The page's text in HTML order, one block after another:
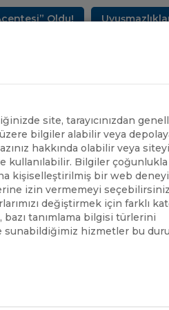
Oldu! Uyuşmazlıkların
UND YAYINLARI
YUNANİSTAN ARASINDAKİ
site, tarayıcınızdan
bilgiler alabilir veya
hakkında olabilir veya siteyi
kullanılabilir. Bilgiler
kişiselleştirilmiş bir web
izin vermemeyi
değiştirmek için farklı
bazı tanımlama bilgisi türlerini
hizmetler bu